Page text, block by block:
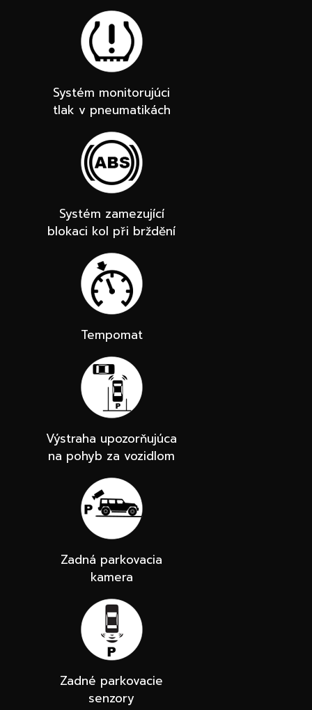
Systém monitorujúci
tlak v pneumatikách
Systém zamezující
blokaci kol při brždění
Tempomat
Výstraha upozorňujúca
na pohyb za vozidlom
Zadná parkovacia
kamera
Zadné parkovacie
senzory